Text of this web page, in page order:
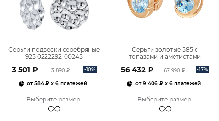
Серьги подвески серебряные
925 0222292-00245
3 501 ₽ 3 890 ₽ -10%
от584 ₽ x 6 платежей
Выберите размер:
Серьги золотые 585 с
топазами и аметистами
56 432 ₽ 67 990 ₽ -17%
от9 406 ₽x 6 платежей
Выберите размер: